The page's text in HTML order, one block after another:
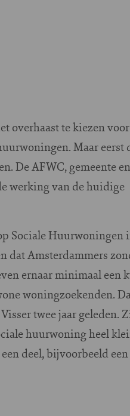
overhaast te kiezen voor
Maar eerst
De AFWC, gemeente en
werking van de huidige
Sociale Huurwoningen
dat Amsterdammers
ernaar minimaal een
woningzoekenden.
twee jaar geleden.
huurwoning heel
deel, bijvoorbeeld